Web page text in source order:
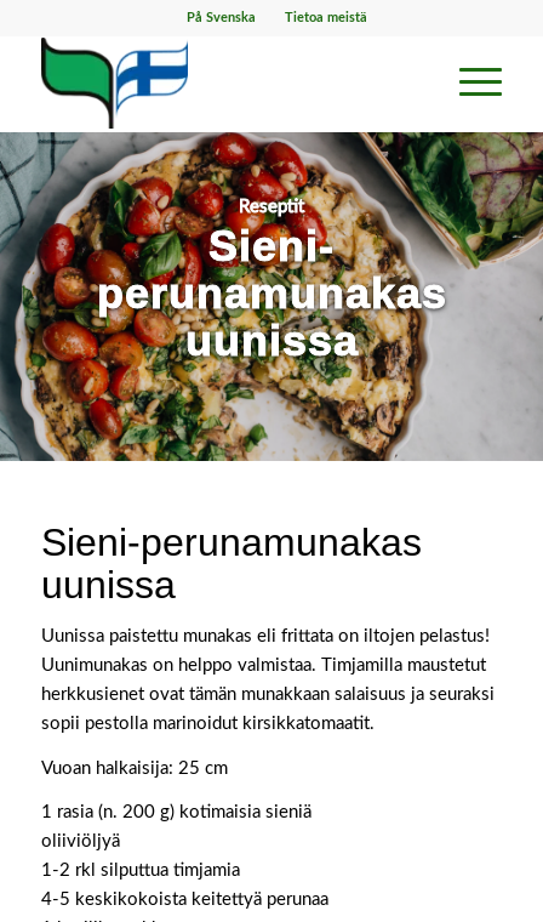
På Svenska Tietoa meistä
Reseptit
Sieni-
perunamunakas
uunissa
Sieni-perunamunakas
uunissa
Uunissa paistettu munakas eli frittata on iltojen pelastus!
Uunimunakas on helppo valmistaa. Timjamilla maustetut
herkkusienet ovat tämän munakkaan salaisuus ja seuraksi
sopii pestolla marinoidut kirsikkatomaatit.
Vuoan halkaisija: 25 cm
1 rasia (n. 200 g) kotimaisia sieniä
oliiviöljyä
1-2 rkl silputtua timjamia
4-5 keskikokoista keitettyä perunaa